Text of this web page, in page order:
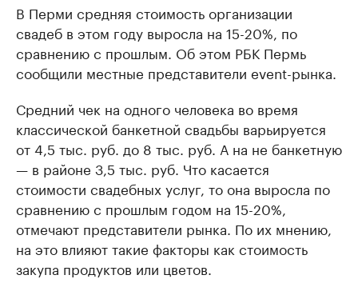
В Перми средняя стоимость организации
свадеб в этом году выросла на 15-20%, по
сравнению с прошлым. Об этом РБК Пермь
сообщили местные представители event-рынка.
Средний чек на одного человека во время
классической банкетной свадьбы варьируется
от 4,5 тыс. руб. до 8 тыс. руб. А на не банкетную
— в районе 3,5 тыс. руб. Что касается
стоимости свадебных услуг, то она выросла по
сравнению с прошлым годом на 15-20%,
отмечают представители рынка. По их мнению,
на это влияют такие факторы как стоимость
закупа продуктов или цветов.